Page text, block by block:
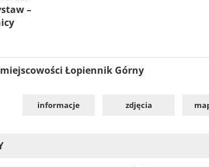
–
Łopiennik Górny
informacje zdjęcia